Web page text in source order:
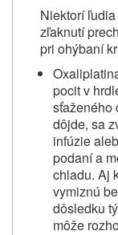
Niektorí
zľaknutí
pri ohýbaní
pocit v
sťaženého
dôjde, sa
infúzie
podaní a
chladu. Aj
vymiznú
dôsledku
môže